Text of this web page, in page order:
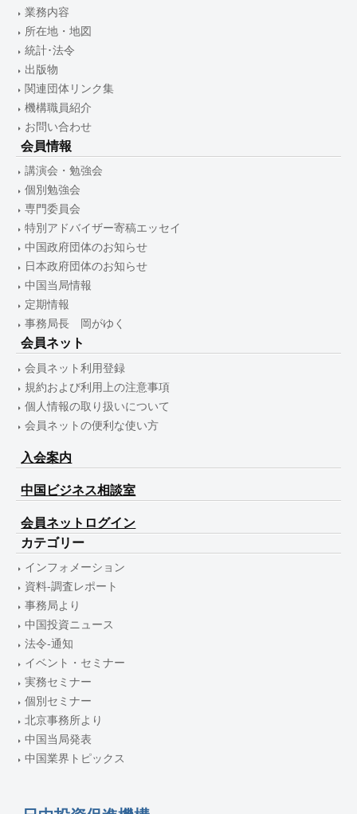
業務内容
所在地・地図
統計･法令
出版物
関連団体リンク集
機構職員紹介
お問い合わせ
会員情報
講演会・勉強会
個別勉強会
専門委員会
特別アドバイザー寄稿エッセイ
中国政府団体のお知らせ
日本政府団体のお知らせ
中国当局情報
定期情報
事務局長 岡がゆく
会員ネット
会員ネット利用登録
規約および利用上の注意事項
個人情報の取り扱いについて
会員ネットの便利な使い方
入会案内
中国ビジネス相談室
会員ネットログイン
カテゴリー
インフォメーション
資料-調査レポート
事務局より
中国投資ニュース
法令-通知
イベント・セミナー
実務セミナー
個別セミナー
北京事務所より
中国当局発表
中国業界トピックス